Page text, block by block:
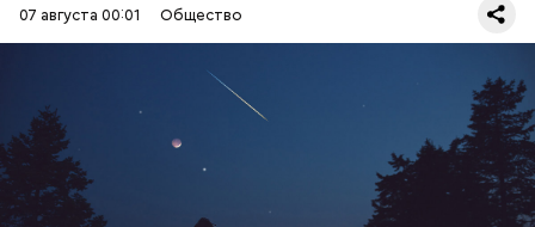
07 августа 00:01
Общество
День собирания звезд учрежден в честь
метеорного потока Персеиды, который ежегодно
можно наблюдать в августе. Все любители
смотреть на звездопад 7 августа выезжают за
город — в местность, где нет светового
загрязнения и где можно невооруженным глазом
наблюдать за падающими звездами.
ЕДА ПРАЗДНИКИ
СЛАДОСТИ
— Кабачки, порезанные кубиками, нужно легко
обжарить на сковороде. К ним добавляются зелень
петрушки, чеснок, соль и оливковое масло.
Получается очень вкусно, — поделился рецептом
Копылов.